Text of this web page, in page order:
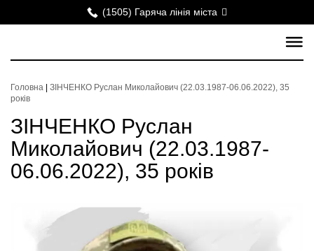
(1505) Гаряча лінія міста
Головна
ЗІНЧЕНКО Руслан Миколайович (22.03.1987-06.06.2022), 35
років
ЗІНЧЕНКО Руслан
Миколайович (22.03.1987-
06.06.2022), 35 років